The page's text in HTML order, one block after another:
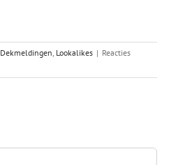
Dekmeldingen, Lookalikes | Reacties